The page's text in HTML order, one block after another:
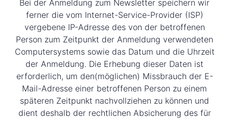
Bei der Anmeldung zum Newsletter speichern wir
ferner die vom Internet-Service-Provider (ISP)
vergebene IP-Adresse des von der betroffenen
Person zum Zeitpunkt der Anmeldung verwendeten
Computersystems sowie das Datum und die Uhrzeit
der Anmeldung. Die Erhebung dieser Daten ist
erforderlich, um den(möglichen) Missbrauch der E-
Mail-Adresse einer betroffenen Person zu einem
späteren Zeitpunkt nachvollziehen zu können und
dient deshalb der rechtlichen Absicherung des für